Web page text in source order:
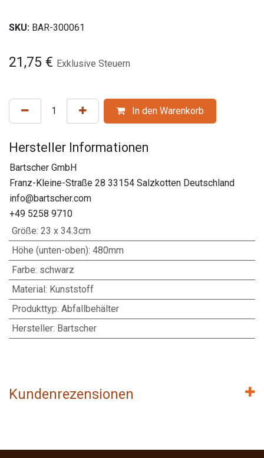
SKU: BAR-300061
21,75 € Exklusive Steuern
In den Warenkorb
Hersteller Informationen
Bartscher GmbH
Franz-Kleine-Straße 28 33154 Salzkotten Deutschland
info@bartscher.com
+49 5258 9710
Größe: 23 x 34.3cm
Höhe (unten-oben): 480mm
Farbe: schwarz
Material: Kunststoff
Produkttyp: Abfallbehälter
Hersteller: Bartscher
Kundenrezensionen